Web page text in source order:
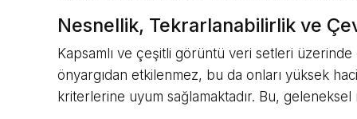
Nesnellik, Tekrarlanabilirlik ve
Kapsamlı ve çeşitli görüntü veri setleri
önyargıdan etkilenmez, bu da onları yüksek
kriterlerine uyum sağlamaktadır. Bu,